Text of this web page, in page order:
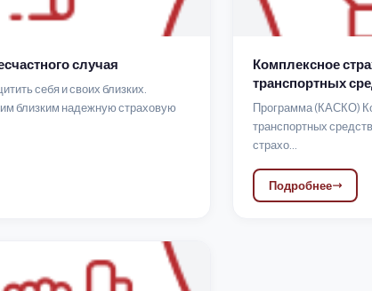
случая
себя и своих близких.
близким надежную страховую
Комплексное
транспортных
Программа (КАСКО)
транспортных
страхо...
Подробнее